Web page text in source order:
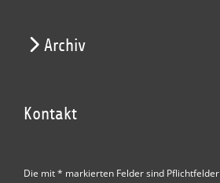
Archiv
Kontakt
Die mit * markierten Felder sind Pflichtfelder